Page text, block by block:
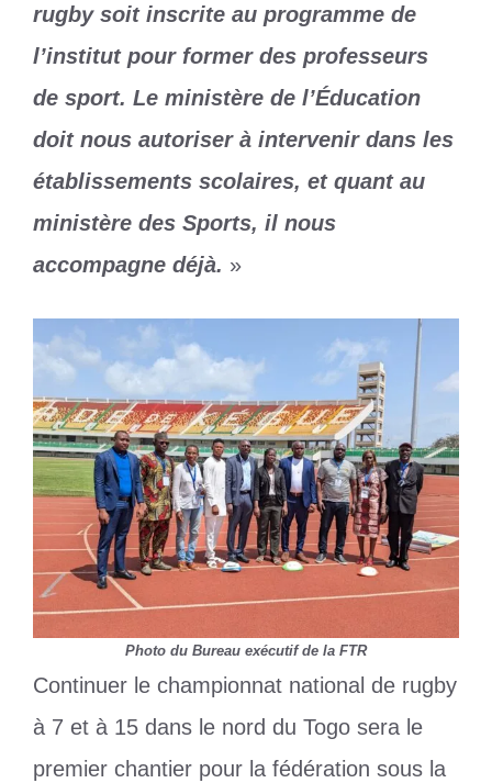
rugby soit inscrite au programme de
l’institut pour former des professeurs
de sport. Le ministère de l’Éducation
doit nous autoriser à intervenir dans les
établissements scolaires, et quant au
ministère des Sports, il nous
accompagne déjà. »
Photo du Bureau exécutif de la FTR
Continuer le championnat national de rugby
à 7 et à 15 dans le nord du Togo sera le
premier chantier pour la fédération sous la